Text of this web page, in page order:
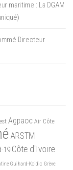
maritime : La DGAM
Directeur
Agpaoc Air Côte
ARSTM
19 Côte d'Ivoire
Guihard-Koidio Grève